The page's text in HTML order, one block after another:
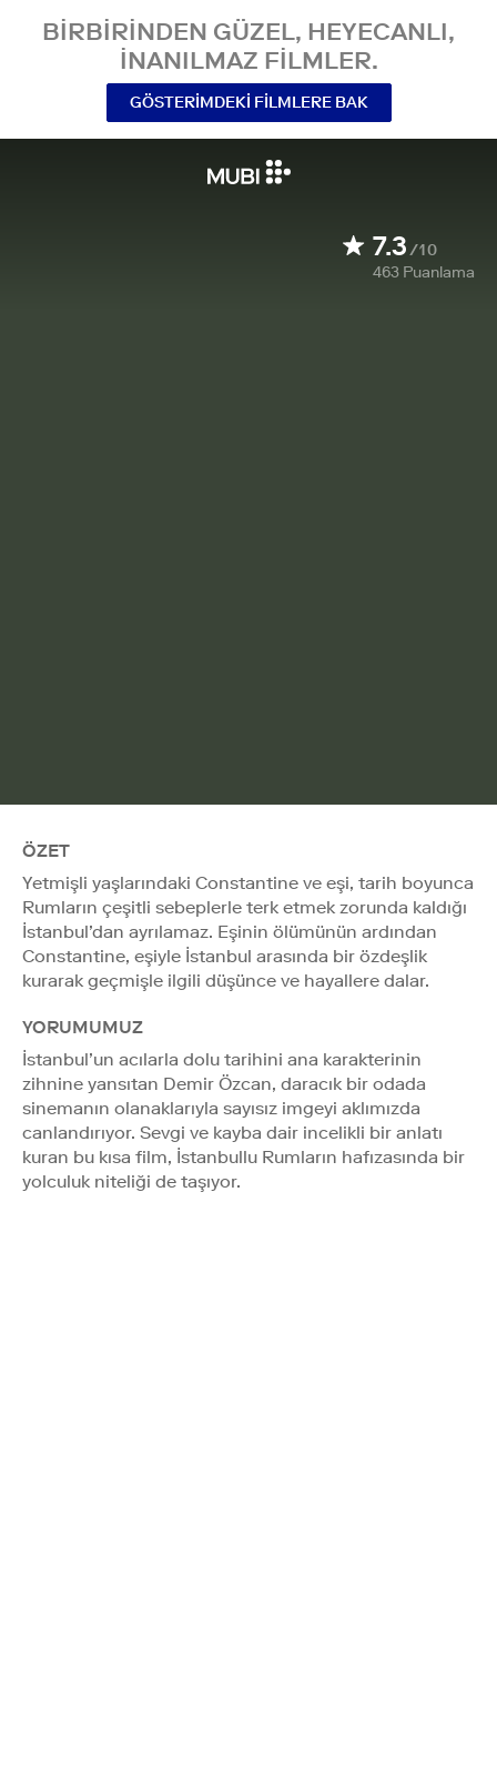
BIRBIRINDEN GÜZEL, HEYECANLI,
INANILMAZ FILMLER.
GÖSTERIMDEKI FILMLERE BAK
7.3/10
463 Puanlama
ÖZET
Yetmişli yaşlarındaki Constantine ve eşi, tarih boyunca
Rumların çeşitli sebeplerle terk etmek zorunda kaldığı
İstanbul’dan ayrılamaz. Eşinin ölümünün ardından
Constantine, eşiyle İstanbul arasında bir özdeşlik
kurarak geçmişle ilgili düşünce ve hayallere dalar.
YORUMUMUZ
İstanbul’un acılarla dolu tarihini ana karakterinin
zihnine yansıtan Demir Özcan, daracık bir odada
sinemanın olanaklarıyla sayısız imgeyi aklımızda
canlandırıyor. Sevgi ve kayba dair incelikli bir anlatı
kuran bu kısa film, İstanbullu Rumların hafızasında bir
yolculuk niteliği de taşıyor.